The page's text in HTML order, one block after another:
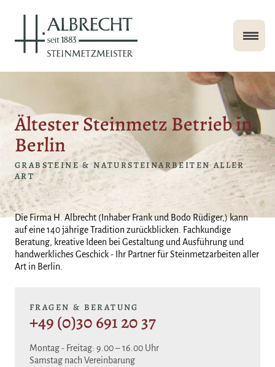
Ältester Steinmetz Betrieb in
Berlin
GRABSTEINE & NATURSTEINARBEITEN ALLER
ART
Die Firma H. Albrecht (Inhaber Frank und Bodo Rüdiger,) kann
auf eine 140 jährige Tradition zurückblicken. Fachkundige
Beratung, kreative Ideen bei Gestaltung und Ausführung und
handwerkliches Geschick - Ihr Partner für Steinmetzarbeiten aller
Art in Berlin.
FRAGEN & BERATUNG
+49 (0)30 691 20 37
Montag - Freitag: 9.00 – 16.00 Uhr
Samstag nach Vereinbarung